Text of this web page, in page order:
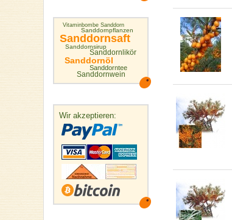
Vitaminbombe Sanddorn
Sanddornpflanzen
Sanddornsaft
Sanddornsirup
Sanddornlikör
Sanddornöl
Sanddorntee
Sanddornwein
Wir akzeptieren: